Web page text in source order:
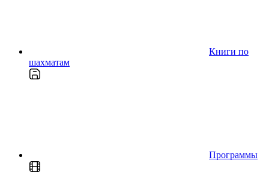
Книги по
шахматам
Программы